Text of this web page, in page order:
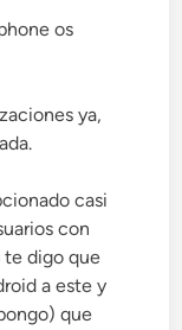
os
ya,
casi
con
te digo que
a este y
que